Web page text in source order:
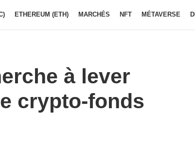
ETHEREUM (ETH) MARCHÉS NFT MÉTAVERSE
à lever
crypto-fonds